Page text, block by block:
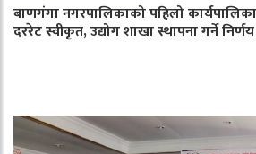
बाणगंगा नगरपालिकाको पहिलो
दररेट स्वीकृत, उद्योग शाखा स्थापना गर्ने निर्णय